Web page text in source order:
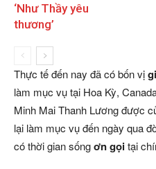
‘Như Thầy yêu
thương’
Thực tế đến nay đã có bốn vị
làm mục vụ tại Hoa Kỳ,
Minh Mai Thanh Lương được
lại làm mục vụ đến ngày qua
có thời gian sốngơn gọitại